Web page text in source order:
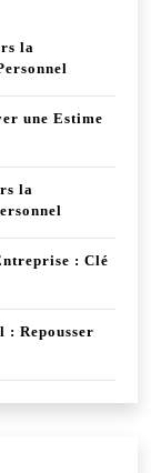
la
une Estime
la
: Clé
: Repousser